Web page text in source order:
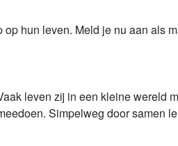
hun leven. Meld je nu aan als
leven zij in een kleine wereld
Simpelweg door samen